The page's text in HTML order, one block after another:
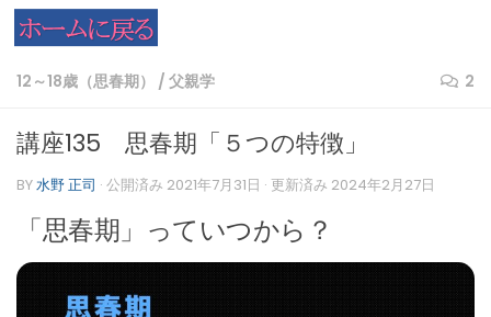
コンテンツへスキップ
12～18歳（思春期） / 父親学 2
講座135 思春期「５つの特徴」
BY水野 正司 · 公開済み 2021年7月31日 · 更新済み 2024年2月27日
「思春期」っていつから？